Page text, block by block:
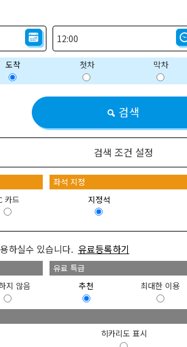
도착 첫차 막차
검색
검색 조건 설정
카드
좌석 지정
지정석
하실수 있습니다. 유료등록하기
지 않음
유료 특급
추천
최대한 이용
히카리도 표시